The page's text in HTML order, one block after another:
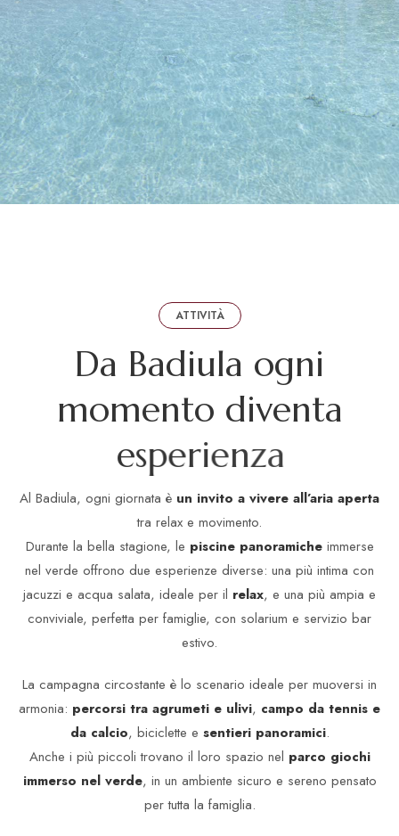
ATTIVITÀ
Da Badiula ogni
momento diventa
esperienza
Al Badiula, ogni giornata è un invito a vivere all’aria aperta
tra relax e movimento.
Durante la bella stagione, le piscine panoramicheimmerse
nel verde offrono due esperienze diverse: una più intima con
jacuzzi e acqua salata, ideale per il relax, e una più ampia e
conviviale, perfetta per famiglie, con solarium e servizio bar
estivo.
La campagna circostante è lo scenario ideale per muoversi in
armonia: percorsi tra agrumeti e ulivi, campo da tennis e
da calcio, biciclette e sentieri panoramici.
Anche i più piccoli trovano il loro spazio nel parco giochi
immerso nel verde, in un ambiente sicuro e sereno pensato
per tutta la famiglia.